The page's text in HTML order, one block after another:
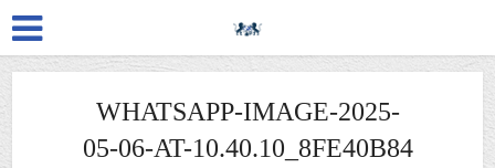
WHATSAPP-IMAGE-2025-
05-06-AT-10.40.10_8FE40B84